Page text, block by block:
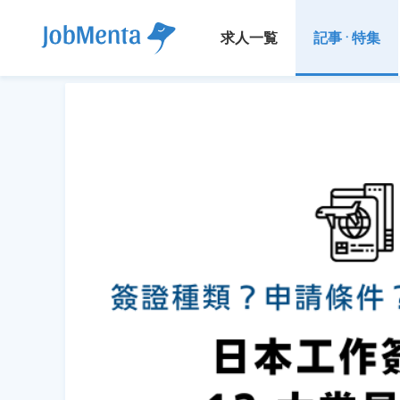
求人一覧 記事 · 特集